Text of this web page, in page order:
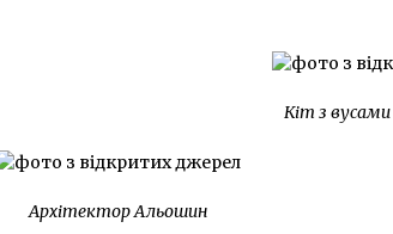
Кіт з
Архітектор Альошин